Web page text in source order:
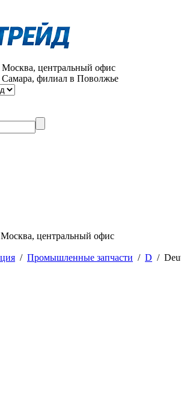
Москва, центральный офис
Самара, филиал в Поволжье
Москва, центральный офис
/ Промышленные запчасти / D /